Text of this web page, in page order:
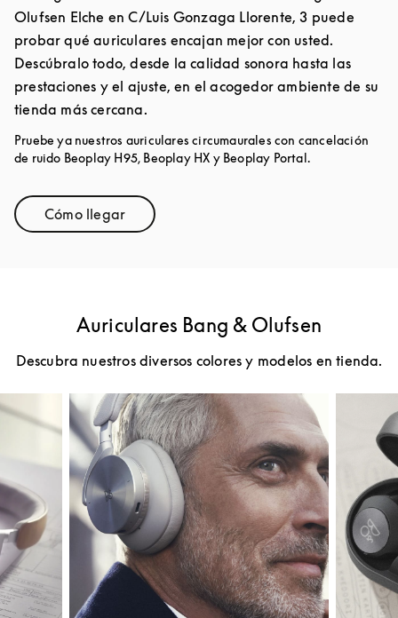
Olufsen Elche en C/Luis Gonzaga Llorente, 3 puede
probar qué auriculares encajan mejor con usted.
Descúbralo todo, desde la calidad sonora hasta las
prestaciones y el ajuste, en el acogedor ambiente de su
tienda más cercana.
Pruebe ya nuestros auriculares circumaurales con cancelación
de ruido Beoplay H95, Beoplay HX y Beoplay Portal.
Cómo llegarLink Opens in New Tab
Auriculares Bang & Olufsen
Descubra nuestros diversos colores y modelos en tienda.